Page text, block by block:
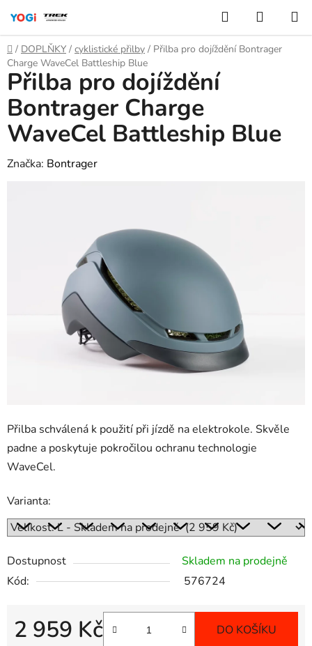
obsah
Hledat
KOŠÍK
Domů
/ DOPLŇKY / cyklistické přilby / Přilba pro dojíždění Bontrager
Charge WaveCel Battleship Blue
Přilba schválená k použití při jízdě na elektrokole. Skvěle
padne a poskytuje pokročilou ochranu technologie
WaveCel.
Varianta:
Dostupnost
Skladem na prodejně
Kód:
576724
2 959 Kč DO KOŠÍKU
Přilba pro dojíždění
Bontrager Charge
WaveCel Battleship Blue
Značka: Bontrager